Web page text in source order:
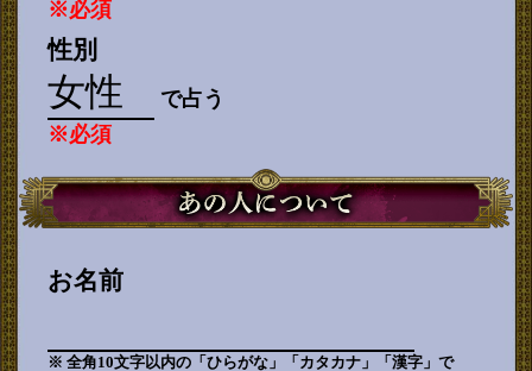
※必須
性別
で占う
※必須
お名前
※ 全角10文字以内の「ひらがな」「カタカナ」「漢字」で